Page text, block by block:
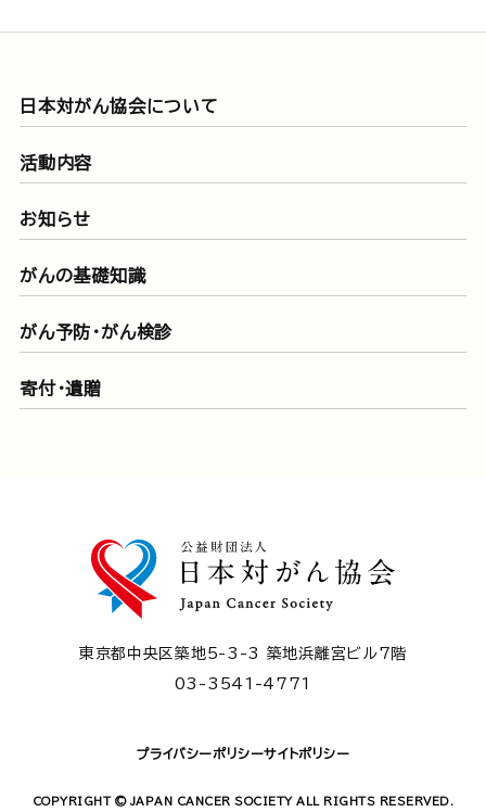
日本対がん協会について
活動内容
お知らせ
がんの基礎知識
がん予防・がん検診
寄付・遺贈
東京都中央区築地5-3-3 築地浜離宮ビル7階
03-3541-4771
プライバシーポリシーサイトポリシー
COPYRIGHT © JAPAN CANCER SOCIETY ALL RIGHTS RESERVED.